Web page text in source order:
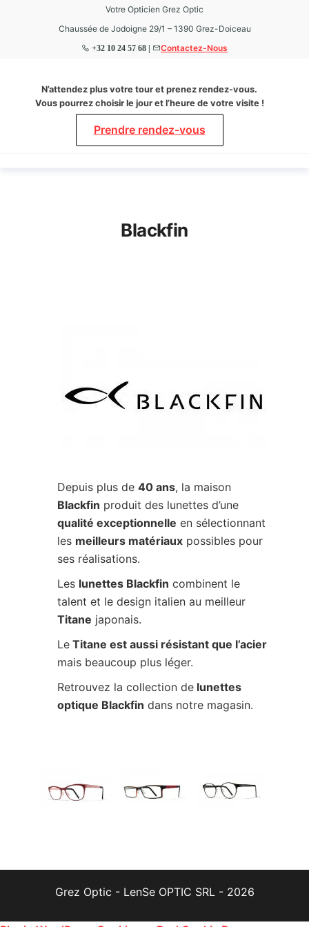
Votre Opticien Grez Optic
Chaussée de Jodoigne 29/1 – 1390 Grez-Doiceau
+32 10 24 57 68 | Contactez-Nous
Grez
Optic
Opticien
à Grez-
N’attendez plus votre tour et prenez rendez-vous.
Vous pourrez choisir le jour et l’heure de votre visite !
Prendre rendez-vous
Blackfin
Depuis plus de 40 ans, la maison
Blackfin produit des lunettes d’une
qualité exceptionnelle en sélectionnant
les meilleurs matériaux possibles pour
ses réalisations.
Les lunettes Blackfin combinent le
talent et le design italien au meilleur
Titane japonais.
Le Titane est aussi résistant que l’acier
mais beaucoup plus léger.
Retrouvez la collection de lunettes
optique Blackfin dans notre magasin.
Grez Optic - LenSe OPTIC SRL - 2026